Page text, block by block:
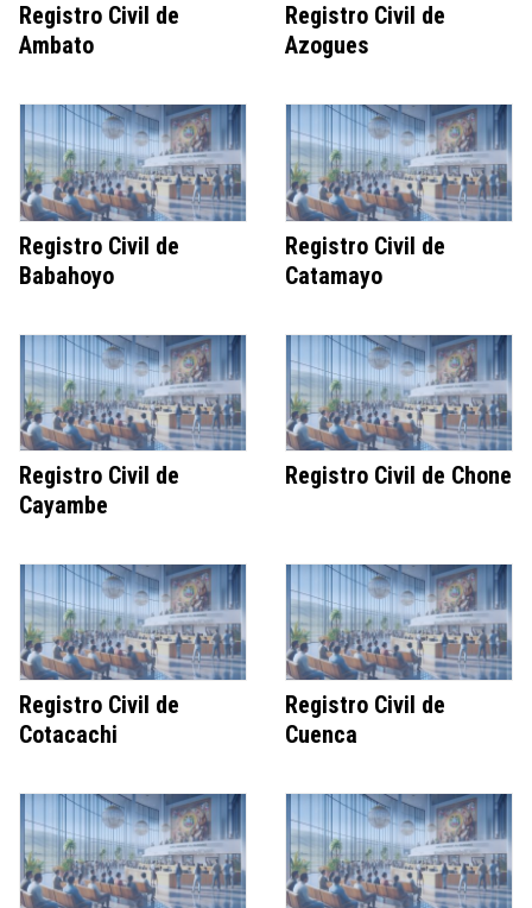
Registro Civil de
Ambato
Registro Civil de
Azogues
Registro Civil de
Babahoyo
Registro Civil de
Catamayo
Registro Civil de
Cayambe
Registro Civil de Chone
Registro Civil de
Cotacachi
Registro Civil de
Cuenca